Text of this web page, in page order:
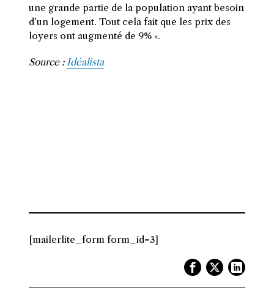
une grande partie de la population ayant besoin
d’un logement. Tout cela fait que les prix des
loyers ont augmenté de 9% ».
Source : Idéalista
[mailerlite_form form_id=3]